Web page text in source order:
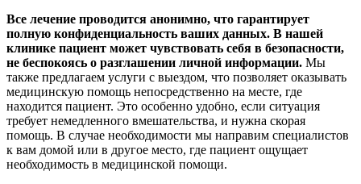
Все лечение проводится анонимно, что гарантирует
полную конфиденциальность ваших данных. В нашей
клинике пациент может чувствовать себя в безопасности,
не беспокоясь о разглашении личной информации. Мы
также предлагаем услуги с выездом, что позволяет оказывать
медицинскую помощь непосредственно на месте, где
находится пациент. Это особенно удобно, если ситуация
требует немедленного вмешательства, и нужна скорая
помощь. В случае необходимости мы направим специалистов
к вам домой или в другое место, где пациент ощущает
необходимость в медицинской помощи.